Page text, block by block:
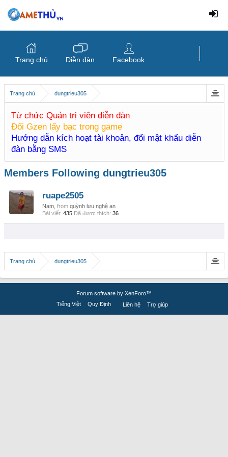
Trang chủ dungtrieu305
Từ chức Quản trị viên diễn đàn
Đổi Gzen lấy bạc trong game
Hướng dẫn kích hoạt tài khoản, đổi mật khẩu diễn
đàn bằng SMS
Members Following dungtrieu305
ruape2505
Nam, from quỳnh lưu nghệ an
Bài viết: 435 Đã được thích: 36
Trang chủ dungtrieu305
Trang chủ Diễn đàn Facebook
Forum software by XenForo™
Tiếng Việt
Quy Định Liên hệ Trợ giúp